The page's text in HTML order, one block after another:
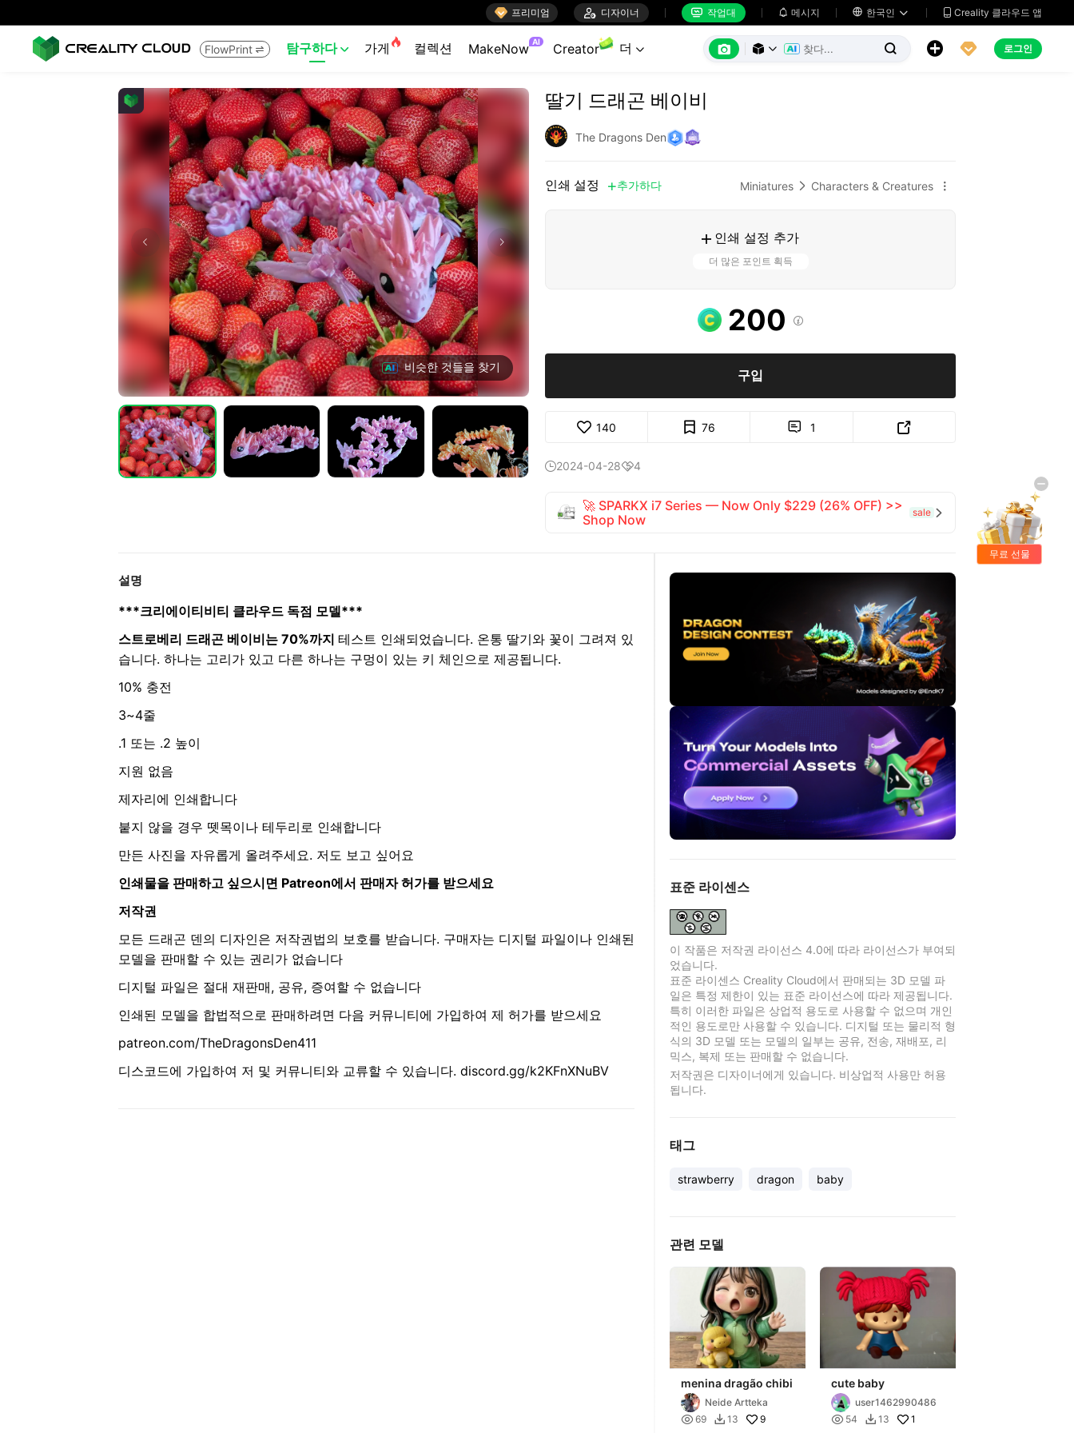
 프리미엄  디자이너  작업대  메시지  한국인   Creality 클라우드 앱
FlowPrint  탐구하다  가게  컬렉션 MakeNow AI Creator 더        로그인
비슷한 것들을 찾기
딸기 드래곤 베이비
The Dragons Den
인쇄 설정  추가하다 Miniatures  Characters & Creatures 
 인쇄 설정 추가
더 많은 포인트 획득
200 
구입
140 76  1 
2024-04-284
🚀 SPARKX i7 Series — Now Only $229 (26% OFF) >>
Shop Now
sale 
설명
***크리에이티비티 클라우드 독점 모델***
스트로베리 드래곤 베이비는 70%까지 테스트 인쇄되었습니다. 온통 딸기와 꽃이 그려져 있
습니다. 하나는 고리가 있고 다른 하나는 구멍이 있는 키 체인으로 제공됩니다.
10% 충전
3~4줄
.1 또는 .2 높이
지원 없음
제자리에 인쇄합니다
붙지 않을 경우 뗏목이나 테두리로 인쇄합니다
만든 사진을 자유롭게 올려주세요. 저도 보고 싶어요
인쇄물을 판매하고 싶으시면 Patreon에서 판매자 허가를 받으세요
저작권
모든 드래곤 덴의 디자인은 저작권법의 보호를 받습니다. 구매자는 디지털 파일이나 인쇄된
모델을 판매할 수 있는 권리가 없습니다
디지털 파일은 절대 재판매, 공유, 증여할 수 없습니다
인쇄된 모델을 합법적으로 판매하려면 다음 커뮤니티에 가입하여 제 허가를 받으세요
patreon.com/TheDragonsDen411
디스코드에 가입하여 저 및 커뮤니티와 교류할 수 있습니다. discord.gg/k2KFnXNuBV
표준 라이센스
이 작품은 저작권 라이선스 4.0에 따라 라이선스가 부여되
었습니다.
표준 라이센스 Creality Cloud에서 판매되는 3D 모델 파
일은 특정 제한이 있는 표준 라이선스에 따라 제공됩니다.
특히 이러한 파일은 상업적 용도로 사용할 수 없으며 개인
적인 용도로만 사용할 수 있습니다. 디지털 또는 물리적 형
식의 3D 모델 또는 모델의 일부는 공유, 전송, 재배포, 리
믹스, 복제 또는 판매할 수 없습니다.
저작권은 디자이너에게 있습니다. 비상업적 사용만 허용
됩니다.
태그
strawberry dragon baby
관련 모델
menina dragão chibi
Neide Artteka
 69  13 9
cute baby
user1462990486
 54  13 1
무료 선물